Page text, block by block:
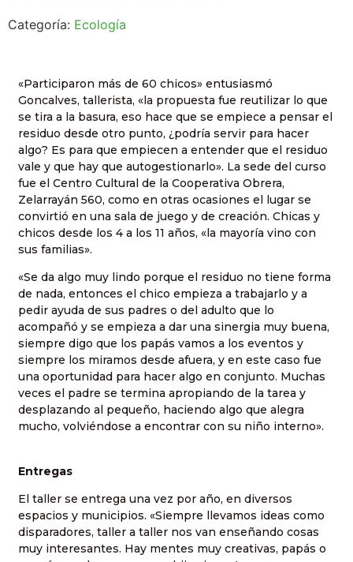
Categoría: Ecología
«Participaron más de 60 chicos» entusiasmó
Goncalves, tallerista, «la propuesta fue reutilizar lo que
se tira a la basura, eso hace que se empiece a pensar el
residuo desde otro punto, ¿podría servir para hacer
algo? Es para que empiecen a entender que el residuo
vale y que hay que autogestionarlo». La sede del curso
fue el Centro Cultural de la Cooperativa Obrera,
Zelarrayán 560, como en otras ocasiones el lugar se
convirtió en una sala de juego y de creación. Chicas y
chicos desde los 4 a los 11 años, «la mayoría vino con
sus familias».
«Se da algo muy lindo porque el residuo no tiene forma
de nada, entonces el chico empieza a trabajarlo y a
pedir ayuda de sus padres o del adulto que lo
acompañó y se empieza a dar una sinergia muy buena,
siempre digo que los papás vamos a los eventos y
siempre los miramos desde afuera, y en este caso fue
una oportunidad para hacer algo en conjunto. Muchas
veces el padre se termina apropiando de la tarea y
desplazando al pequeño, haciendo algo que alegra
mucho, volviéndose a encontrar con su niño interno».
Entregas
El taller se entrega una vez por año, en diversos
espacios y municipios. «Siempre llevamos ideas como
disparadores, taller a taller nos van enseñando cosas
muy interesantes. Hay mentes muy creativas, papás o